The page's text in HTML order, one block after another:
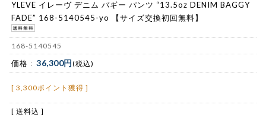
YLEVE イレーヴ デニム バギー パンツ “13.5oz DENIM BAGGY
FADE” 168-5140545-yo 【サイズ交換初回無料】
168-5140545
価格 : 36,300円(税込)
[ 3,300ポイント獲得 ]
[ 送料込 ]